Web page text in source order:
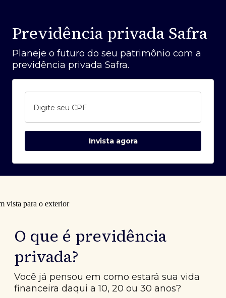
Previdência privada Safra
Planeje o futuro do seu patrimônio com a
previdência privada Safra.
Digite seu CPF
Invista agora
O que é previdência
privada?
Você já pensou em como estará sua vida
financeira daqui a 10, 20 ou 30 anos?